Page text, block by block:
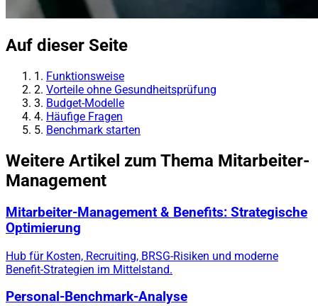
Auf dieser Seite
1. Funktionsweise
2. Vorteile ohne Gesundheitsprüfung
3. Budget-Modelle
4. Häufige Fragen
5. Benchmark starten
Weitere Artikel zum Thema Mitarbeiter-
Management
Mitarbeiter-Management & Benefits: Strategische
Optimierung
Hub für Kosten, Recruiting, BRSG-Risiken und moderne
Benefit-Strategien im Mittelstand.
Personal-Benchmark-Analyse